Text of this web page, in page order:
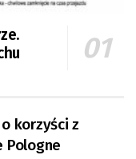
korzyści z
Pologne